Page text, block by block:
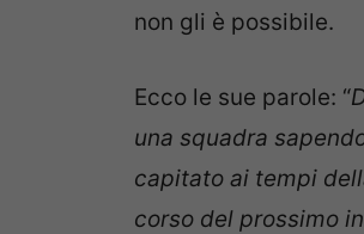
non gli è possibile.
Ecco le sue parole: “
una squadra
capitato ai tempi
corso del prossimo